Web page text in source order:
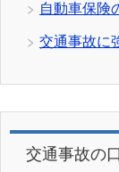
自動車保険
交通事故に
交通事故の